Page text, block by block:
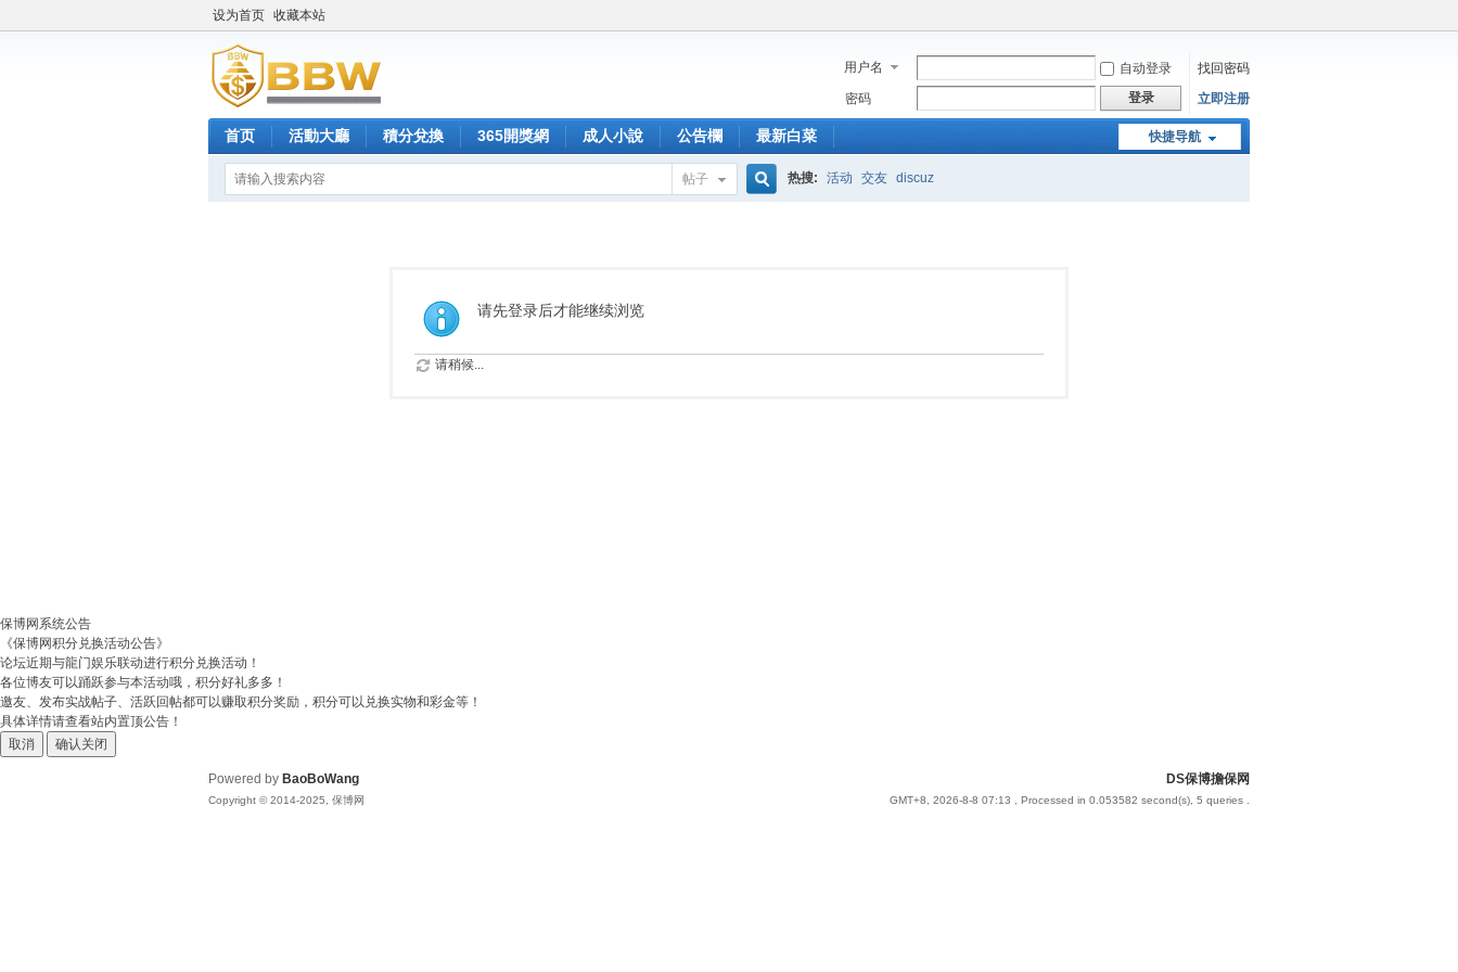
设为首页 收藏本站
用户名 自动登录
找回密码
密码
登录 立即注册
快捷导航
首页 活動大廳 積分兌換 365開獎網 成人小說 公告欄 最新白菜
帖子 热搜: 活动 交友 discuz
请先登录后才能继续浏览
请稍候...
保博网系统公告
《保博网积分兑换活动公告》
论坛近期与龍门娱乐联动进行积分兑换活动！
各位博友可以踊跃参与本活动哦，积分好礼多多！
邀友、发布实战帖子、活跃回帖都可以赚取积分奖励，积分可以兑换实物和彩金等！
具体详情请查看站内置顶公告！
取消
确认关闭
DS保博擔保网
GMT+8, 2026-8-8 07:13 , Processed in 0.053582 second(s), 5 queries .
Powered by BaoBoWang
Copyright © 2014-2025, 保博网